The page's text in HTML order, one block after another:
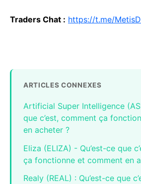
Traders Chat : https://t.me/
ARTICLES CONNEXES
Artificial Super Intelligence
que c’est, comment ça
en acheter ?
Eliza (ELIZA) - Qu’est-ce que
ça fonctionne et comment en
Realy (REAL) : Qu’est-ce que